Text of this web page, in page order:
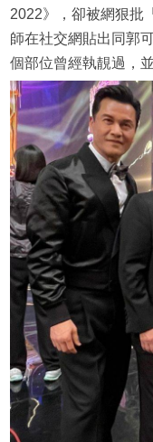
2022》，卻被網狠批
師在社交網貼出同郭
個部位曾經執靚過，